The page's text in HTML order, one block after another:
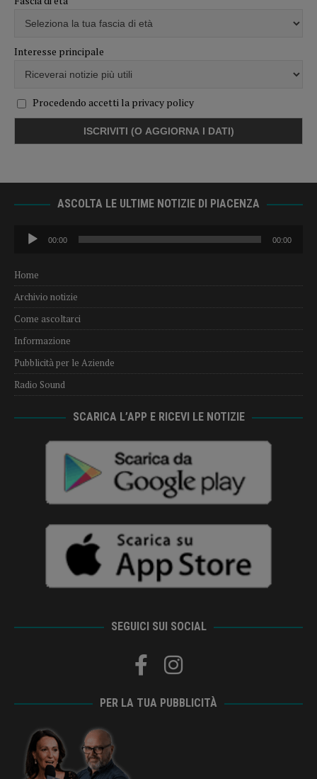
Interesse principale
Procedendo accetti la privacy policy
ASCOLTA LE ULTIME NOTIZIE DI PIACENZA
Audio
Player
00:00 00:00
Home
Archivio notizie
Come ascoltarci
Informazione
Pubblicità per le Aziende
Radio Sound
SCARICA L’APP E RICEVI LE NOTIZIE
SEGUICI SUI SOCIAL
PER LA TUA PUBBLICITÀ